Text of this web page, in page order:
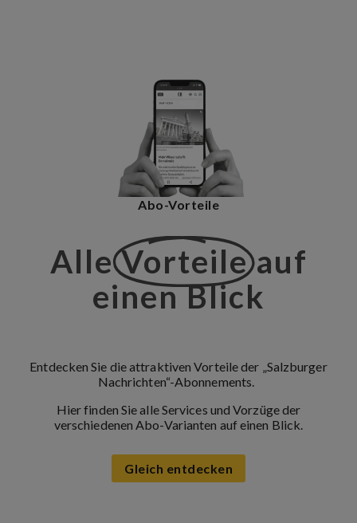
Abo-Vorteile
AlleVorteile auf
einen Blick
Entdecken Sie die attraktiven Vorteile der „Salzburger
Nachrichten“-Abonnements.
Hier finden Sie alle Services und Vorzüge der
verschiedenen Abo-Varianten auf einen Blick.
Gleich entdecken